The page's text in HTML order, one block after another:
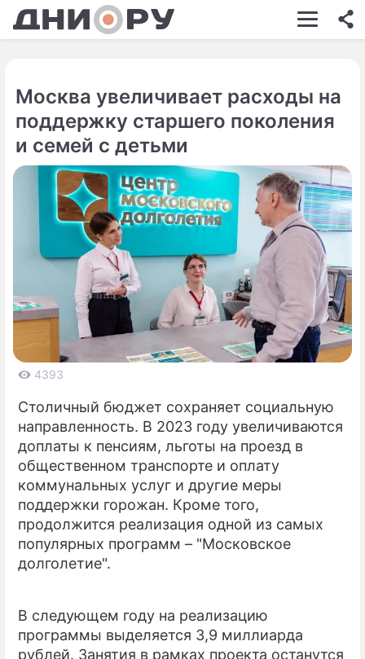
ШОУ-БИЗНЕС
КИНО
ЗДОРОВЬЕ
ЭКОНОМИКА
ПРОИСШЕСТВИЯ
СОННИК
СТИЛЬ ЖИЗНИ
СЕРИАЛЫ
ИГРЫ
О ПРОЕКТЕ
Москва увеличивает расходы на
поддержку старшего поколения
и семей с детьми
4393
Столичный бюджет сохраняет социальную
направленность. В 2023 году увеличиваются
доплаты к пенсиям, льготы на проезд в
общественном транспорте и оплату
коммунальных услуг и другие меры
поддержки горожан. Кроме того,
продолжится реализация одной из самых
популярных программ – "Московское
долголетие".
В следующем году на реализацию
программы выделяется 3,9 миллиарда
рублей. Занятия в рамках проекта останутся